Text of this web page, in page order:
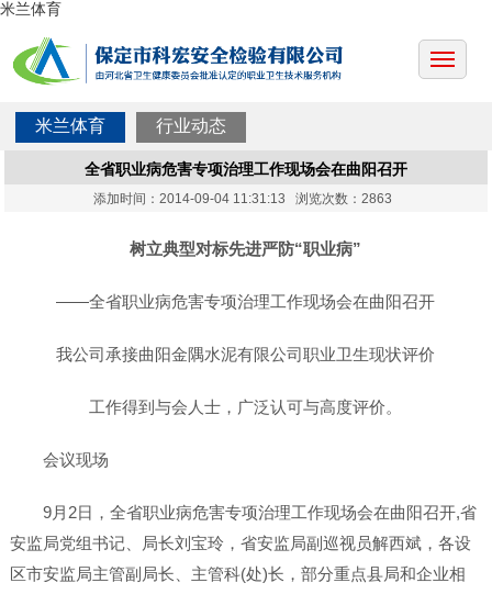
米兰体育
米兰体育 行业动态
全省职业病危害专项治理工作现场会在曲阳召开
添加时间：2014-09-04 11:31:13 浏览次数：2863
树立典型对标先进严防“职业病”
——全省职业病危害专项治理工作现场会在曲阳召开
我公司承接曲阳金隅水泥有限公司职业卫生现状评价
工作得到与会人士，广泛认可与高度评价。
会议现场
9月2日，全省职业病危害专项治理工作现场会在曲阳召开,省
安监局党组书记、局长刘宝玲，省安监局副巡视员解西斌，各设
区市安监局主管副局长、主管科(处)长，部分重点县局和企业相